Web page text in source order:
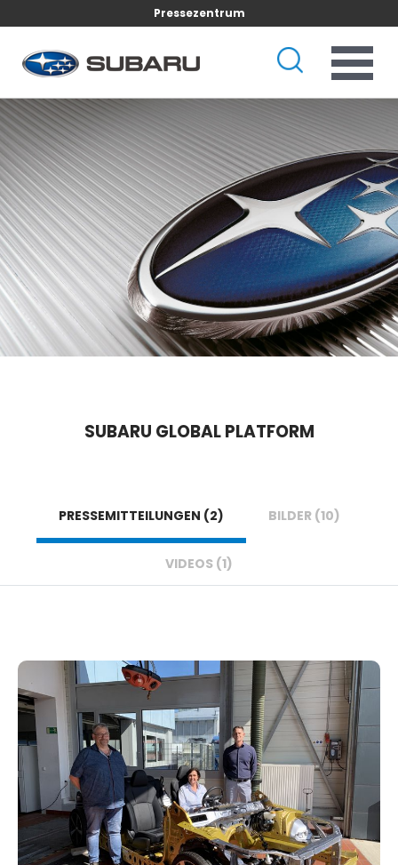
Pressezentrum
SUBARU GLOBAL PLATFORM
PRESSEMITTEILUNGEN (2) BILDER (10)
VIDEOS (1)